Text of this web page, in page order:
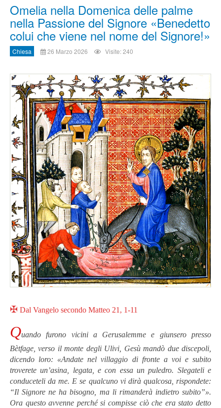
Omelia nella Domenica delle palme
nella Passione del Signore «Benedetto
colui che viene nel nome del Signore!»
Chiesa 26 Marzo 2026 Visite: 240
✠ Dal Vangelo secondo Matteo 21, 1-11
Quando furono vicini a Gerusalemme e giunsero presso
Bètfage, verso il monte degli Ulivi, Gesù mandò due discepoli,
dicendo loro: «Andate nel villaggio di fronte a voi e subito
troverete un’asina, legata, e con essa un puledro. Slegateli e
conduceteli da me. E se qualcuno vi dirà qualcosa, rispondete:
“Il Signore ne ha bisogno, ma li rimanderà indietro subito”».
Ora questo avvenne perché si compisse ciò che era stato detto